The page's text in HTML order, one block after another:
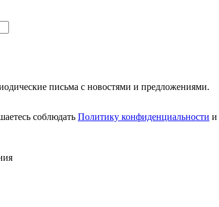
письма с новостями и предложениями.
соблюдать Политику конфиденциальности и